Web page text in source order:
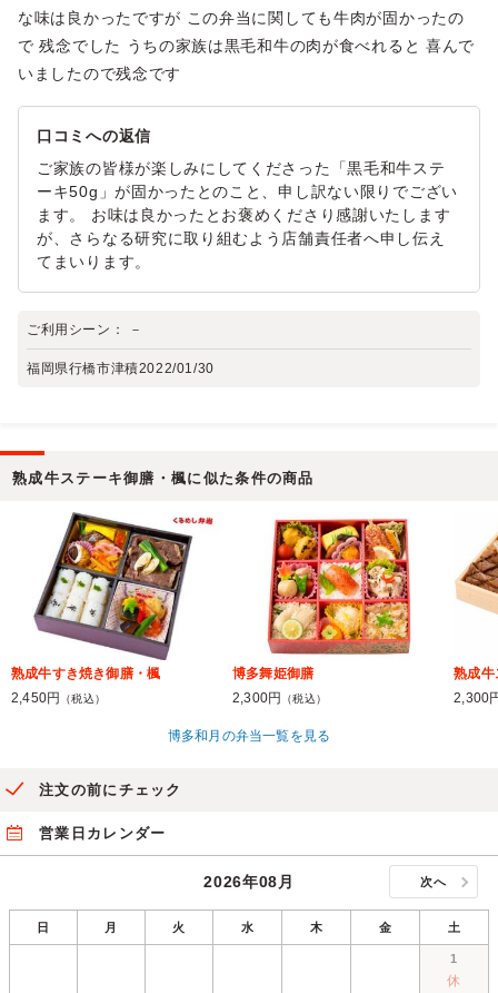
な味は良かったですが この弁当に関しても牛肉が固かったの
で 残念でした うちの家族は黒毛和牛の肉が食べれると 喜んで
いましたので残念です
口コミへの返信
ご家族の皆様が楽しみにしてくださった「黒毛和牛ステ
ーキ50g」が固かったとのこと、申し訳ない限りでござい
ます。 お味は良かったとお褒めくださり感謝いたします
が、さらなる研究に取り組むよう店舗責任者へ申し伝え
てまいります。
ご利用シーン： －
福岡県行橋市津積2022/01/30
熟成牛ステーキ御膳・楓に似た条件の商品
熟成牛すき焼き御膳・楓
2,450円
（税込）
博多舞姫御膳
2,300円
（税込）
熟成牛
2,300
博多和月の弁当一覧を見る
注文の前にチェック
営業日カレンダー
2026年08月 次へ
日 月 火 水 木 金 土
1
休